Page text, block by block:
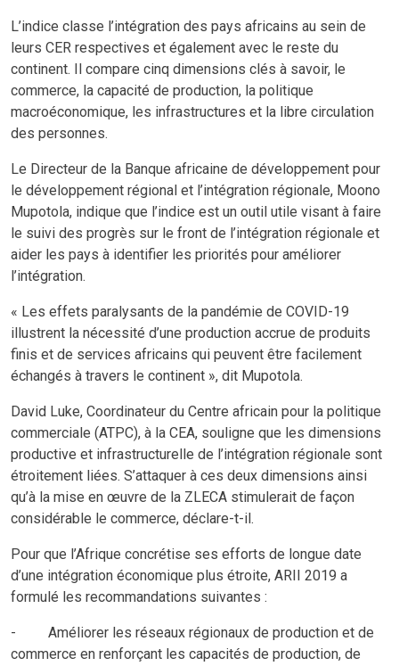
L’indice classe l’intégration des pays africains au sein de
leurs CER respectives et également avec le reste du
continent. Il compare cinq dimensions clés à savoir, le
commerce, la capacité de production, la politique
macroéconomique, les infrastructures et la libre circulation
des personnes.
Le Directeur de la Banque africaine de développement pour
le développement régional et l’intégration régionale, Moono
Mupotola, indique que l’indice est un outil utile visant à faire
le suivi des progrès sur le front de l’intégration régionale et
aider les pays à identifier les priorités pour améliorer
l’intégration.
« Les effets paralysants de la pandémie de COVID-19
illustrent la nécessité d’une production accrue de produits
finis et de services africains qui peuvent être facilement
échangés à travers le continent », dit Mupotola.
David Luke, Coordinateur du Centre africain pour la politique
commerciale (ATPC), à la CEA, souligne que les dimensions
productive et infrastructurelle de l’intégration régionale sont
étroitement liées. S’attaquer à ces deux dimensions ainsi
qu’à la mise en œuvre de la ZLECA stimulerait de façon
considérable le commerce, déclare-t-il.
Pour que l’Afrique concrétise ses efforts de longue date
d’une intégration économique plus étroite, ARII 2019 a
formulé les recommandations suivantes :
- Améliorer les réseaux régionaux de production et de
commerce en renforçant les capacités de production, de